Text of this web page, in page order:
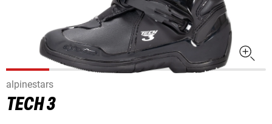
alpinestars
TECH 3